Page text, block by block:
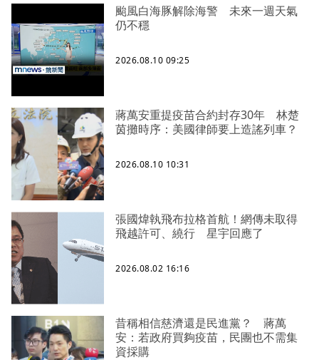
颱風白海豚解除海警 未來一週天氣
仍不穩
2026.08.10 09:25
蔣萬安重提疫苗合約封存30年 林楚
茵攤時序：美國律師要上造謠列車？
2026.08.10 10:31
張國煒執飛布拉格首航！網傳未取得
飛越許可、繞行 星宇回應了
2026.08.02 16:16
昔稱相信慈濟還是民進黨？ 蔣萬
安：若政府買夠疫苗，民團也不需集
資採購